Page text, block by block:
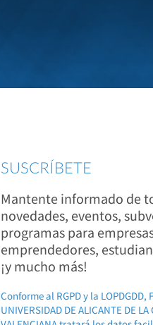
SUSCRÍBETE
Mantente informado de
novedades, eventos,
programas para
emprendedores,
¡y mucho más!
Conforme al RGPD y la LOPDGDD,
UNIVERSIDAD DE ALICANTE DE